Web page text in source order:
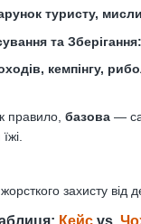
туристу,
та Зберігання:
кемпінгу,
правило, базова —
захисту від